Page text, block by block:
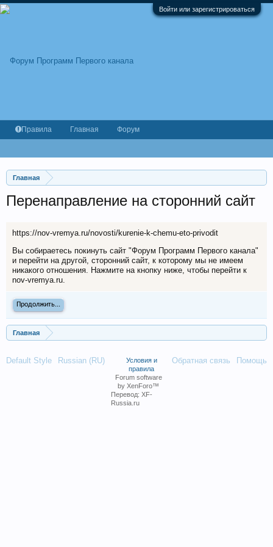
Войти или зарегистрироваться
Главная
Перенаправление на сторонний сайт
https://nov-vremya.ru/novosti/kurenie-k-chemu-eto-privodit
Вы собираетесь покинуть сайт "Форум Программ Первого канала"
и перейти на другой, сторонний сайт, к которому мы не имеем
никакого отношения. Нажмите на кнопку ниже, чтобы перейти к
nov-vremya.ru.
Продолжить...
Главная
Правила Главная Форум
Default Style Russian (RU) Обратная связь Помощь
Условия и
правила
Forum software
by XenForo™
Перевод: XF-
Russia.ru